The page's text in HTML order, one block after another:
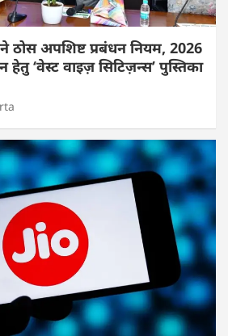
ठोस अपशिष्ट प्रबंधन नियम, 2026
हेतु ‘वेस्ट वाइज़ सिटिज़न्स’ पुस्तिका